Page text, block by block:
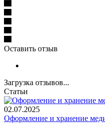
Оставить отзыв
Загрузка отзывов...
Статьи
02.07.2025
Оформление и хранение